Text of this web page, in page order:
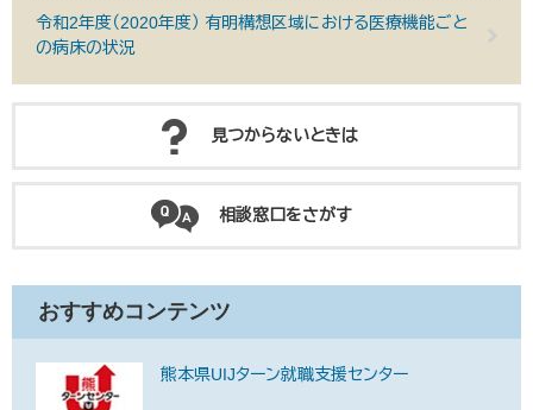
令和2年度（2020年度） 有明構想区域における医療機能ごと
の病床の状況
見つからないときは
相談窓口をさがす
おすすめコンテンツ
熊本県UIJターン就職支援センター